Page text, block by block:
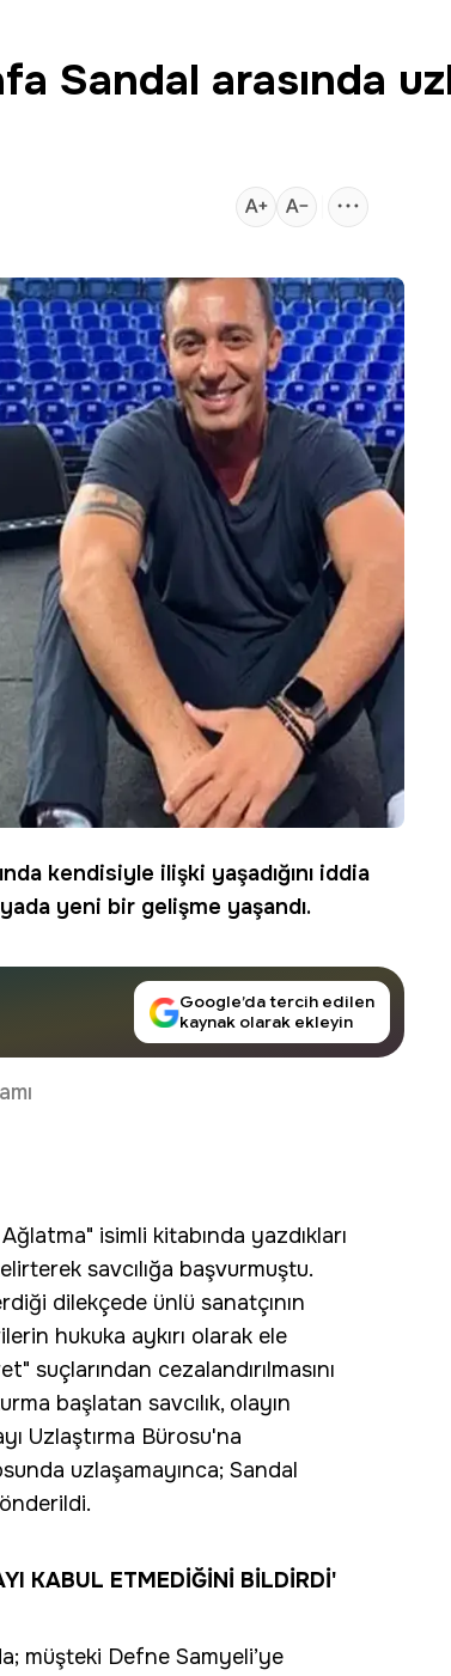
Sandal arasında
kendisiyle ilişki yaşadığını iddia
yeni bir gelişme yaşandı.
Google’da tercih edilen
kaynak olarak ekleyin
isimli kitabında yazdıkları
savcılığa başvurmuştu.
dilekçede ünlü sanatçının
hukuka aykırı olarak ele
suçlarından cezalandırılmasını
başlatan savcılık, olayın
Uzlaştırma Bürosu'na
uzlaşamayınca; Sandal
KABUL ETMEDİĞİNİ BİLDİRDİ'
müşteki Defne Samyeli’ye